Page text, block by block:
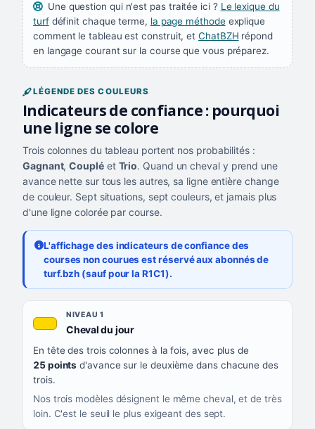
Une question qui n'est pas traitée ici ? Le lexique du
turfdéfinit chaque terme, la page méthodeexplique
comment le tableau est construit, etChatBZH répond
en langage courant sur la course que vous préparez.
LÉGENDE DES COULEURS
Indicateurs de confiance : pourquoi
une ligne se colore
Trois colonnes du tableau portent nos probabilités :
Gagnant,Coupléet Trio. Quand un cheval y prend une
avance nette sur tous les autres, sa ligne entière change
de couleur. Sept situations, sept couleurs, et jamais plus
d'une ligne colorée par course.
L'affichage des indicateurs de confiance des
courses non courues est réservé aux abonnés de
turf.bzh (sauf pour la R1C1).
QUAND LA LIGNE PREND CETTE COULEUR
CE QUE CELA VOUS DIT
NIVEAU 1
Cheval du jour, couleur jaune or
En tête des trois colonnes à la fois, avec plus de
25 points d'avance sur le deuxième dans chacune des
trois.
Nos trois modèles désignent le même cheval, et de très
loin. C'est le seuil le plus exigeant des sept.